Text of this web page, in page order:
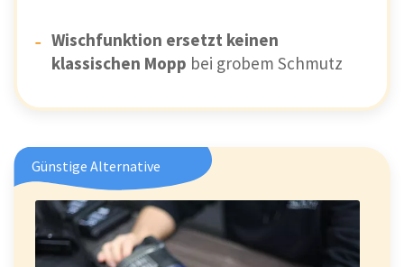
Wischfunktion ersetzt keinen
klassischen Mopp bei grobem Schmutz
Günstige Alternative